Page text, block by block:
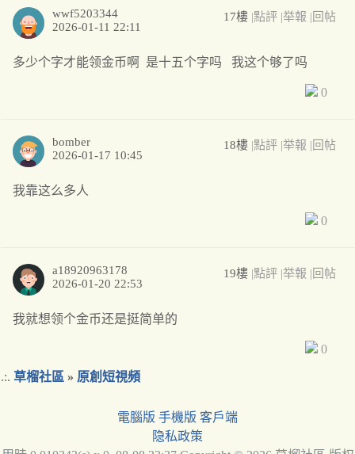
17樓 |點評 |举報 |回帖
wwf5203344
2026-01-11 22:11
多少个字才能领金币啊 是十五个字吗 我这个够了吗
0
18樓 |點評 |举報 |回帖
bomber
2026-01-17 10:45
我靠这么多人
0
19樓 |點評 |举報 |回帖
a18920963178
2026-01-20 22:53
我就想领个金币还是挺简单的
0
.:. 草榴社區 » 原創短視頻
電腦版 手機版 客戶端
隐私政策